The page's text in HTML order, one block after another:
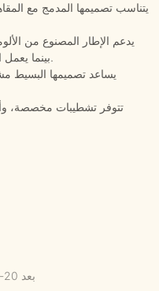
يتناسب تصميمها المدمج مع
يدعم الإطار المصنوع من
بينما يعمل المقعد المبطن على تحسين راحة الضيوف.
يساعد تصميمها البسيط
تتوفر تشطيبات مخصصة،
بعد 20-40 يومًا من تأكيد السحب